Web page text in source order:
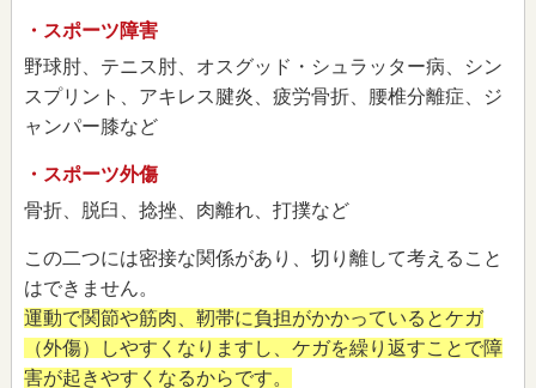
・スポーツ障害
野球肘、テニス肘、オスグッド・シュラッター病、シン
スプリント、アキレス腱炎、疲労骨折、腰椎分離症、ジ
ャンパー膝など
・スポーツ外傷
骨折、脱臼、捻挫、肉離れ、打撲など
この二つには密接な関係があり、切り離して考えること
はできません。
運動で関節や筋肉、靭帯に負担がかかっているとケガ
（外傷）しやすくなりますし、ケガを繰り返すことで障
害が起きやすくなるからです。